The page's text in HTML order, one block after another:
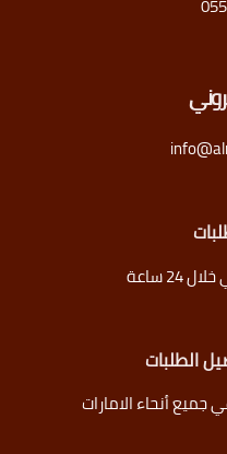
ساعة
الطلبات
أنحاء الامارات